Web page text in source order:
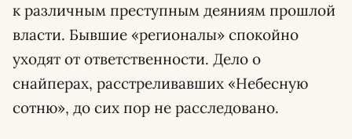
к различным преступным деяниям прошлой
власти. Бывшие «регионалы» спокойно
уходят от ответственности. Дело о
снайперах, расстреливавших «Небесную
сотню», до сих пор не расследовано.